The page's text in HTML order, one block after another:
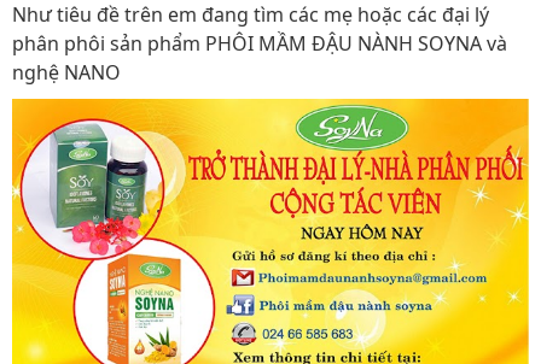
Như tiêu đề trên em đang tìm các mẹ hoặc các đại lý
phân phôi sản phẩm PHÔI MẦM ĐẬU NÀNH SOYNA và
nghệ NANO